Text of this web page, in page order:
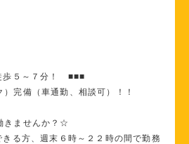
歩５～７分！ ■■■
完備（車通勤、相談可）！！
きませんか？☆
る方、週末６時～２２時の間で勤務